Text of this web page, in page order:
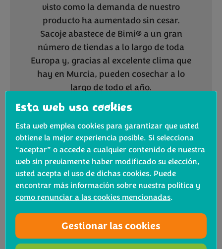
visto como la demanda de nuestro
producto ha aumentado sin cesar.
Sacoje abastece de Bimi® a un gran
número de tiendas a lo largo de toda
Europa y, gracias al excelente clima que
hay en Murcia, pueden cosechar a lo
largo de todo el año.
Recolectado a mano y puesto en hielo
en el mismo punto de la recolección, el
Bimi® es entregado a los clientes en las
mejores condiciones posibles gracias al
cuidado y detalle que el equipo de
Sacoje pone en cada entrega. Además
de cultivar Bimi®, Juan Carlos y su
gran variedad de variedades hortícolas
Esta web usa cookies
Esta web emplea cookies para garantizar que usted
obtiene la mejor experiencia posible. Si selecciona
“aceptar” o accede a cualquier contenido de nuestra
web sin previamente haber modificado su elección,
usted acepta el uso de dichas cookies. Puede
encontrar más información sobre nuestra política y
como renunciar a las cookies mencionadas.
Gestionar las cookies